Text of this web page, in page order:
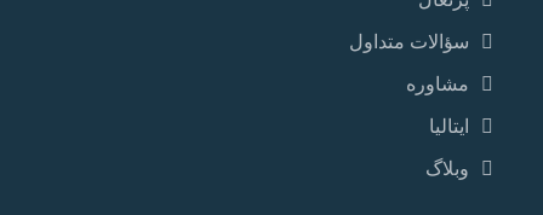
سؤالات متداول
مشاوره
ایتالیا
وبلاگ